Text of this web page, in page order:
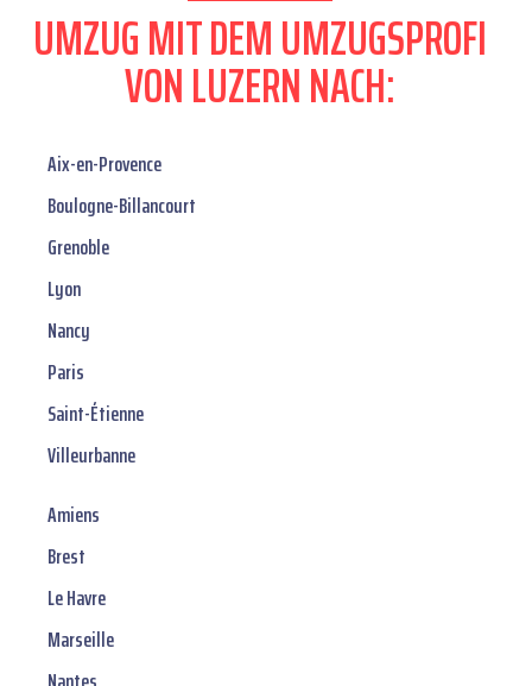
UMZUG MIT DEM UMZUGSPROFI
VON LUZERN NACH:
Aix-en-Provence
Boulogne-Billancourt
Grenoble
Lyon
Nancy
Paris
Saint-Étienne
Villeurbanne
Amiens
Brest
Le Havre
Marseille